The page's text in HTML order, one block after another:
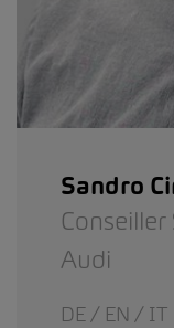
Sandro
Audi
DE / EN / IT